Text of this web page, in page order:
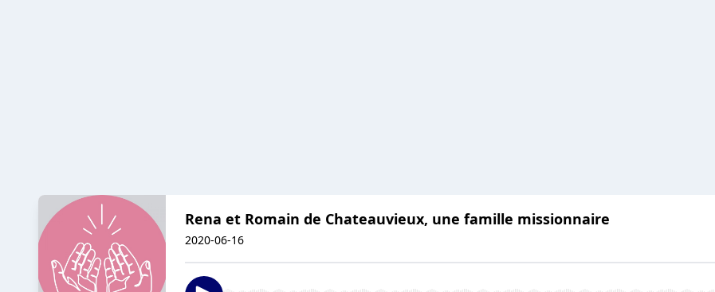
Rena et Romain de Chateauvieux, une famille missionnaire
2020-06-16